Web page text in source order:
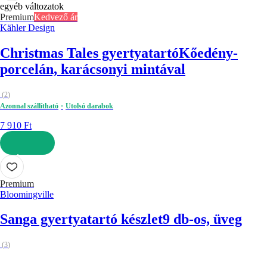
egyéb változatok
PremiumKedvező ár
Kähler Design
Christmas Tales gyertyatartóKőedény-
porcelán, karácsonyi mintával
(2)
Azonnal szállítható
Utolsó darabok
7 910 Ft
KOSÁRBA
Premium
Bloomingville
Sanga gyertyatartó készlet9 db-os, üveg
(3)